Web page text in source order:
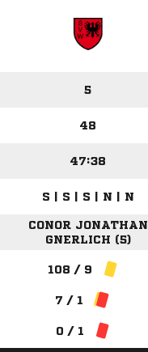
5
48
47:38
S | S | S | N | N
CONOR JONATHAN
GNERLICH (5)
108 / 9
7 / 1
0 / 1